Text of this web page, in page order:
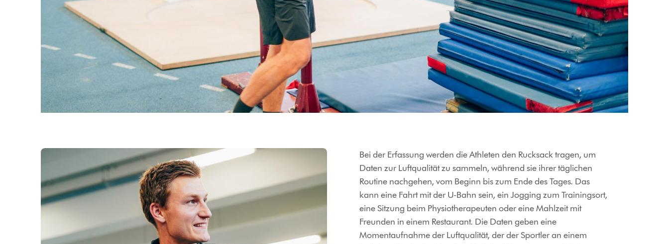
Bei der Erfassung werden die Athleten den Rucksack tragen, um
Daten zur Luftqualität zu sammeln, während sie ihrer täglichen
Routine nachgehen, vom Beginn bis zum Ende des Tages. Das
kann eine Fahrt mit der U-Bahn sein, ein Jogging zum Trainingsort,
eine Sitzung beim Physiotherapeuten oder eine Mahlzeit mit
Freunden in einem Restaurant. Die Daten geben eine
Momentaufnahme der Luftqualität, der der Sportler an einem